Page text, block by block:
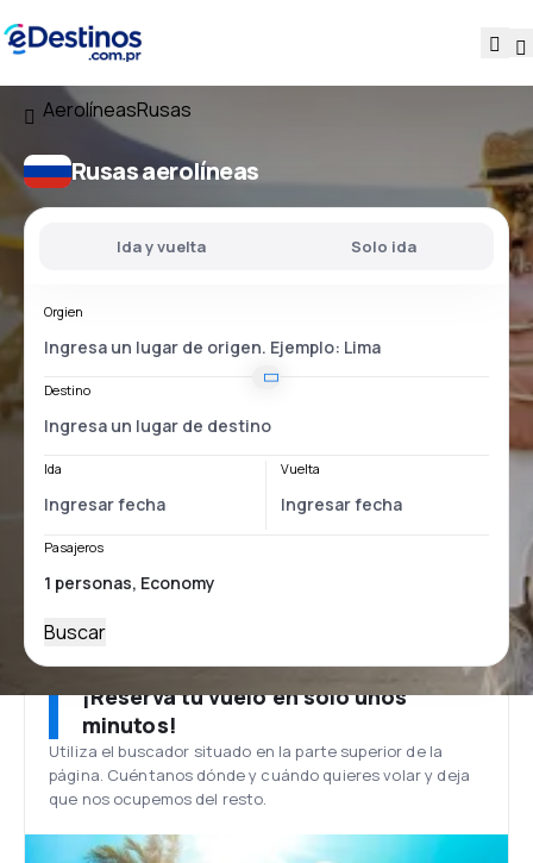
AerolíneasRusas
Rusas aerolíneas
Ida y vuelta Solo ida
Orgien
Destino
Ida Vuelta
Pasajeros
Buscar
¡Reserva tu vuelo en solo unos
minutos!
Utiliza el buscador situado en la parte superior de la
página. Cuéntanos dónde y cuándo quieres volar y deja
que nos ocupemos del resto.